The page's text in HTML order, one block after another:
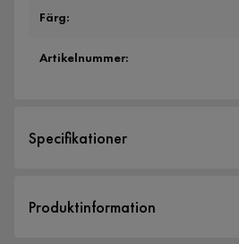
Färg:
Artikelnummer:
Specifikationer
Storlek
Produktinformation